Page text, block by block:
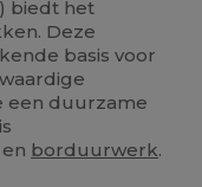
biedt het
Deze
basis voor
een duurzame
borduurwerk.